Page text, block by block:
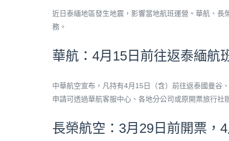
近日泰緬地區發生地震，影響當地航班運營。華航、
務。
華航：4月15日前往返泰緬航
中華航空宣布，凡持有4月15日（含）前往返泰國曼谷
申請可透過華航客服中心、各地分公司或原開票旅行社
長榮航空：3月29日前開票，